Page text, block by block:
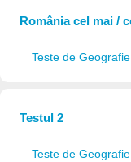
România cel mai /
Teste de Geografie
Testul 2
Teste de Geografie